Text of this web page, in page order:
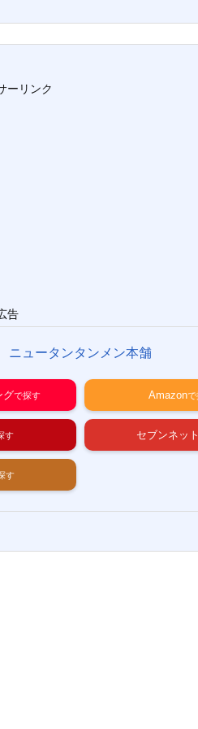
ーリンク
告
ニュータンタンメン本舗
グ Amazon
セブンネット